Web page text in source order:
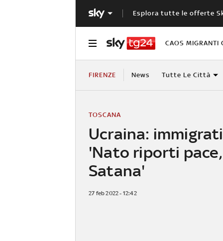
Esplora tutte le offerte
CAOS MIGRANTI
FIRENZE News Tutte Le Città
Ucraina:
'Nato riporti
Satana'
TOSCANA
27 feb 2022 - 12:42